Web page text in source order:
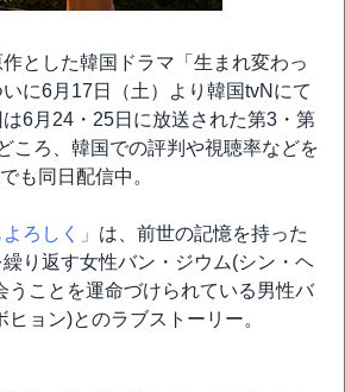
とした韓国ドラマ「生まれ変わっ
に6月17日（土）より韓国tvNにて
6月24・25日に放送された第3・第
ころ、韓国での評判や視聴率などを
も同日配信中。
ろしく」 は、前世の記憶を持った
り返す女性バン・ジウム(シン・ヘ
うことを運命づけられている男性バ
ョン)とのラブストーリー。